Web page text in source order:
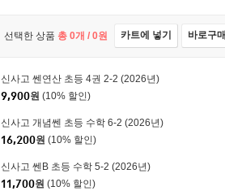
선택한 상품 총 0개 / 0원 카트에 넣기 바로구
신사고 쎈연산 초등 4권 2-2 (2026년)
9,900원 (10% 할인)
신사고 개념쎈 초등 수학 6-2 (2026년)
16,200원 (10% 할인)
신사고 쎈B 초등 수학 5-2 (2026년)
11,700원 (10% 할인)